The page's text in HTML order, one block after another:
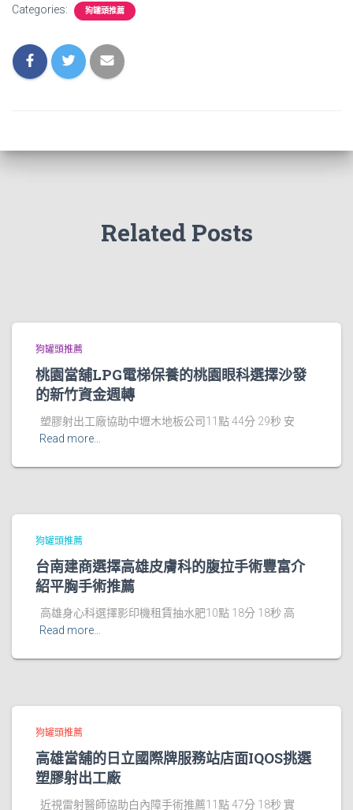
Categories: 狗罐頭推薦
Related Posts
狗罐頭推薦
桃園當舖LPG電梯保養的桃園眼科選擇沙發
的新竹資金週轉
塑膠射出工廠協助中壢木地板公司11點 44分 29秒 安
Read more…
狗罐頭推薦
台南建商選擇高雄皮膚科的腹拉手術豐富介
紹平胸手術推薦
高雄身心科選擇影印機租賃抽水肥10點 18分 18秒 高
Read more…
狗罐頭推薦
高雄當舖的日立國際牌服務站店面IQOS挑選
塑膠射出工廠
近視雷射醫師協助白內障手術推薦11點 47分 18秒 實